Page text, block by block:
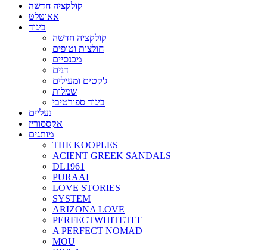
קולקציה חדשה
אאוטלט
ביגוד
קולקציה חדשה
חולצות וטופים
מכנסיים
דנים
ג'קטים ומעילים
שמלות
ביגוד ספורטיבי
נעליים
אקססוריז
מותגים
THE KOOPLES
ACIENT GREEK SANDALS
DL1961
PURAAI
LOVE STORIES
SYSTEM
ARIZONA LOVE
PERFECTWHITETEE
A PERFECT NOMAD
MOU